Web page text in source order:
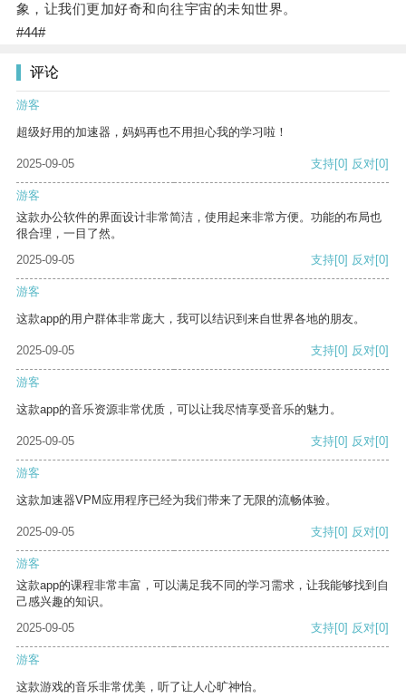
象，让我们更加好奇和向往宇宙的未知世界。
#44#
评论
游客
超级好用的加速器，妈妈再也不用担心我的学习啦！
2025-09-05 支持[0] 反对[0]
游客
这款办公软件的界面设计非常简洁，使用起来非常方便。功能的布局也
很合理，一目了然。
2025-09-05
支持[0] 反对[0]
游客
这款app的用户群体非常庞大，我可以结识到来自世界各地的朋友。
2025-09-05 支持[0] 反对[0]
游客
这款app的音乐资源非常优质，可以让我尽情享受音乐的魅力。
2025-09-05 支持[0] 反对[0]
游客
这款加速器VPM应用程序已经为我们带来了无限的流畅体验。
2025-09-05 支持[0] 反对[0]
游客
这款app的课程非常丰富，可以满足我不同的学习需求，让我能够找到自
己感兴趣的知识。
2025-09-05
支持[0] 反对[0]
游客
这款游戏的音乐非常优美，听了让人心旷神怡。